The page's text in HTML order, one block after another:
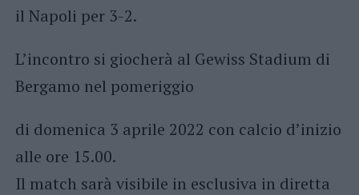
il Napoli per 3-2.
L’incontro si giocherà al Gewiss Stadium di
Bergamo nel pomeriggio
di domenica 3 aprile 2022 con calcio d’inizio
alle ore 15.00.
Il match sarà visibile in esclusiva in diretta